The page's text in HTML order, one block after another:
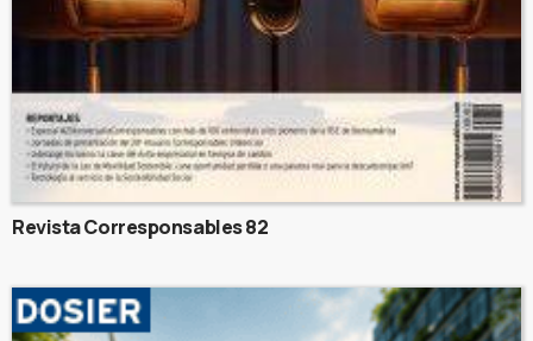
Revista Corresponsables 82